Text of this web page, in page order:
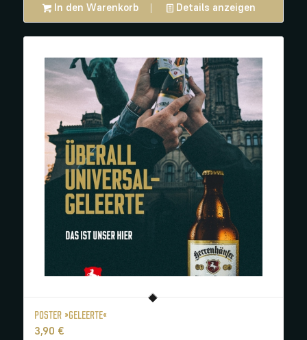
In den Warenkorb Details anzeigen
POSTER »GELEERTE«
3,90 €